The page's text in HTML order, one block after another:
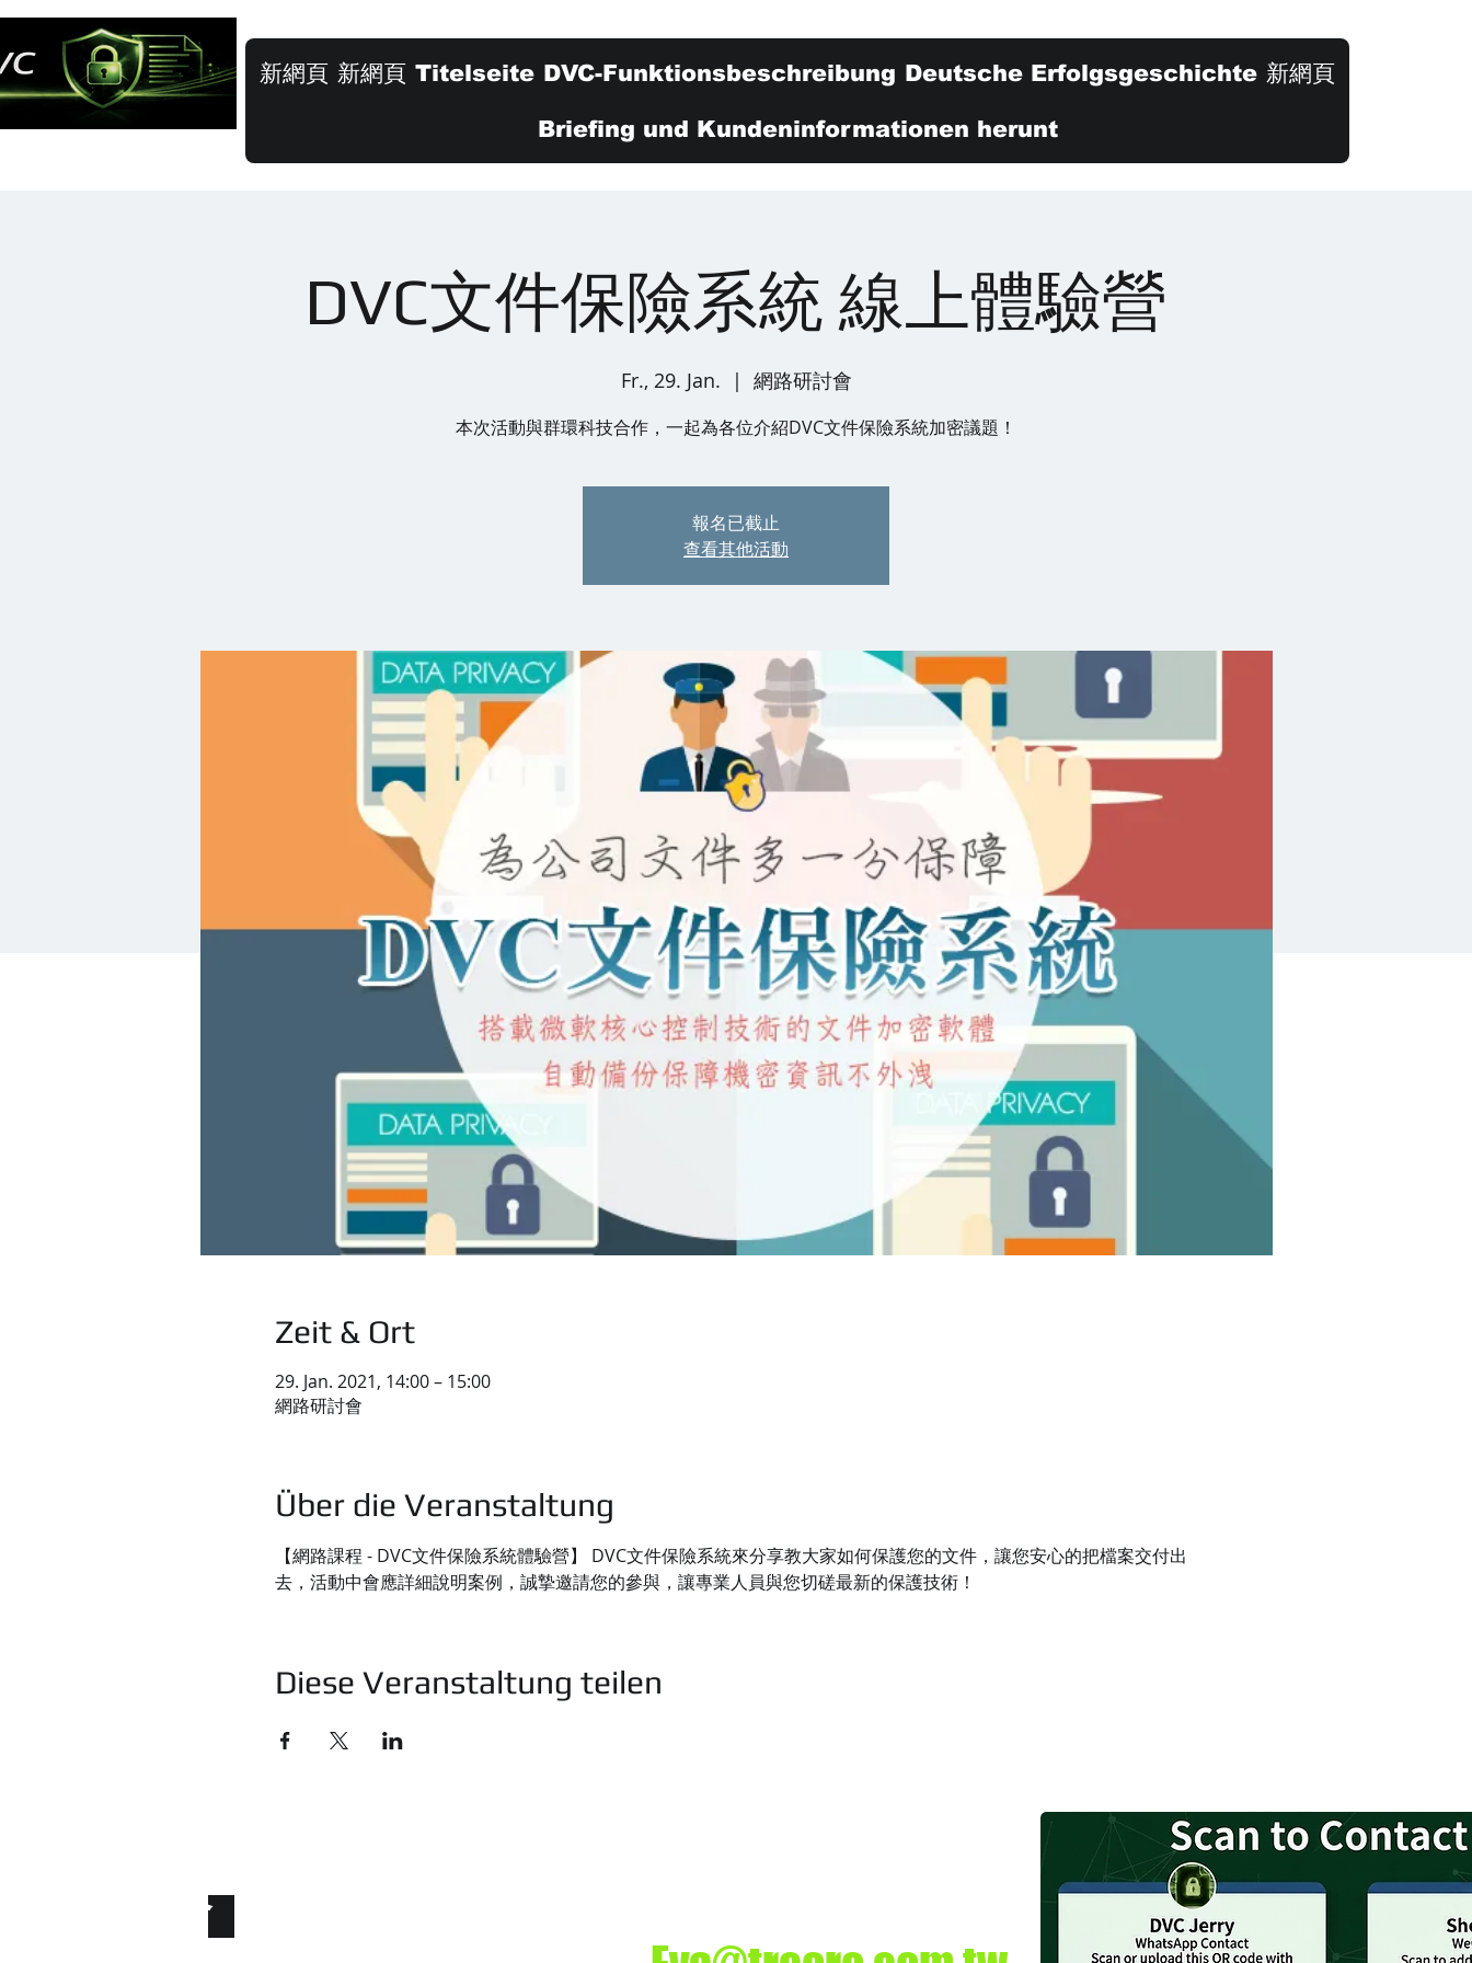
新網頁 新網頁 Titelseite DVC-Funktionsbeschreibung Deutsche Erfolgsgeschichte 新網頁
Briefing und Kundeninformationen herunt
DVC文件保險系統 線上體驗營
Fr., 29. Jan.
  |
網路研討會
本次活動與群環科技合作，一起為各位介紹DVC文件保險系統加密議題！
報名已截止
查看其他活動
Zeit & Ort
29. Jan. 2021, 14:00 – 15:00
網路研討會
Über die Veranstaltung
【網路課程 - DVC文件保險系統體驗營】 DVC文件保險系統來分享教大家如何保護您的文件，讓您安心的把檔案交付出
去，活動中會應詳細說明案例，誠摯邀請您的參與，讓專業人員與您切磋最新的保護技術！
Diese Veranstaltung teilen
科技有限公司